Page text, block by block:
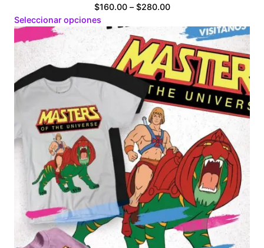
$160.00 – $280.00Price
$160.00
through
$280.00
Seleccionar opciones